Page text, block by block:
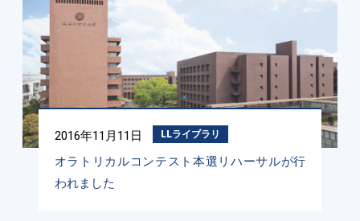
2016年11月11日 LLライブラリ
オラトリカルコンテスト本選リハーサルが行
われました